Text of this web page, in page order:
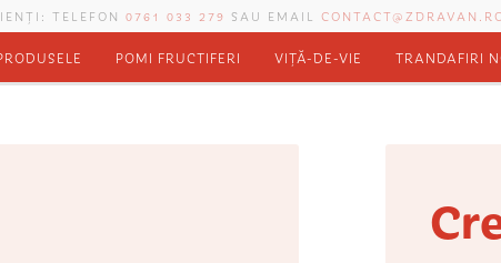
TELEFON 0761 033 279 SAU EMAIL
POMI FRUCTIFERI VIȚĂ-DE-VIE TRANDAFIRI